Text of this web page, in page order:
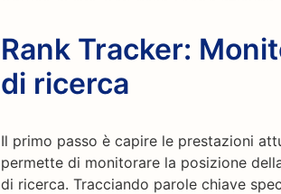
Rank Tracker:
di ricerca
Il primo passo è capire le prestazioni
permette di monitorare la posizione
di ricerca. Tracciando parole chiave